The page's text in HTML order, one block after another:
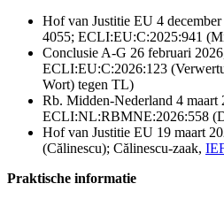
Hof van Justitie EU 4 december
4055; ECLI:EU:C:2025:941
Conclusie A-G 26 februari
ECLI:EU:C:2026:123
Wort) tegen TL)
Rb. Midden-Nederland 4 maart
ECLI:NL:RBMNE:2026:558
Hof van Justitie EU 19 maart
(Călinescu); Călinescu-zaak,
Praktische informatie